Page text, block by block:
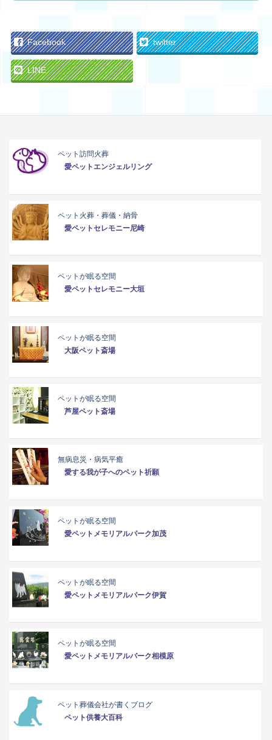
Facebook twitter
LINE
ペット訪問火葬
愛ペットエンジェルリング
ペット火葬・葬儀・納骨
愛ペットセレモニー尼崎
ペットが眠る空間
愛ペットセレモニー大垣
ペットが眠る空間
大阪ペット斎場
ペットが眠る空間
芦屋ペット斎場
無病息災・病気平癒
愛する我が子へのペット祈願
ペットが眠る空間
愛ペットメモリアルパーク加茂
ペットが眠る空間
愛ペットメモリアルパーク伊賀
ペットが眠る空間
愛ペットメモリアルパーク相模原
ペット葬儀会社が書くブログ
ペット供養大百科